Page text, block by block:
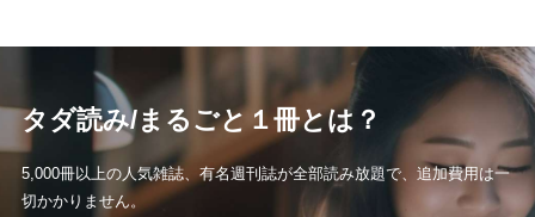
タダ読み/まるごと１冊とは？
5,000冊以上の人気雑誌、有名週刊誌が全部読み放題で、追加費用は一
切かかりません。